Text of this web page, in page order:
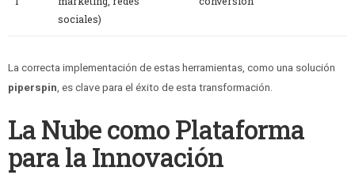
sociales)
La correcta implementación de estas herramientas, como una solución
piperspin , es clave para el éxito de esta transformación.
La Nube como Plataforma
para la Innovación